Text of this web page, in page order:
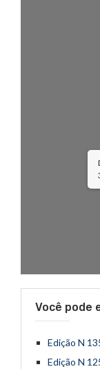
Você pode
Edição N
Edição N